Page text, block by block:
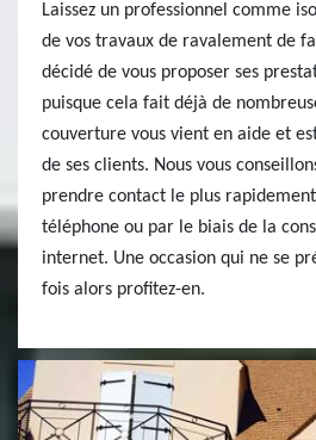
Laissez un professionnel comme
de vos travaux de ravalement de
décidé de vous proposer ses
puisque cela fait déjà de
couverture vous vient en aide et
de ses clients. Nous vous
prendre contact le plus
téléphone ou par le biais de la
internet. Une occasion qui ne se
fois alors profitez-en.